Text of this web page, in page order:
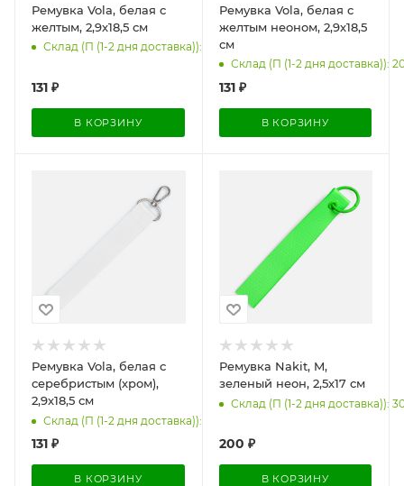
Ремувка Vola, белая с
желтым, 2,9х18,5 см
Склад (П (1-2 дня доставка)): 2000
131 ₽
В КОРЗИНУ
Ремувка Vola, белая с
желтым неоном, 2,9х18,5
см
Склад (П (1-2 дня доставка)):
131₽
В КОРЗИНУ
Ремувка Vola, белая с
серебристым (хром),
2,9х18,5 см
Склад (П (1-2 дня доставка)): 4000
131 ₽
В КОРЗИНУ
Ремувка Nakit, M,
зеленый неон, 2,5х17 см
Склад (П (1-2 дня доставка)):
200 ₽
В КОРЗИНУ